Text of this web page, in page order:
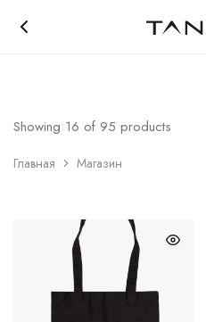
ЛОКАЦИЯ ШОУРУМА
Tanvir.uz
Кожанные
Главная Магазин
Showing 16 of 95 products